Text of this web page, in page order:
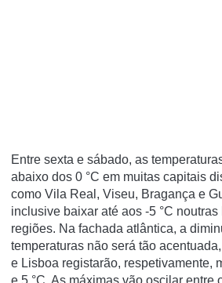
Entre sexta e sábado, as
abaixo dos 0 °C em muitas capitais
como Vila Real, Viseu, Bragança e
inclusive baixar até aos -5 °C
regiões. Na fachada atlântica, a
temperaturas não será tão
e Lisboa registarão, respetivamente,
e 5 °C. As máximas vão oscilar entre